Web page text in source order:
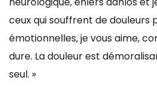
ceux qui souffrent de douleurs
émotionnelles, je vous aime,
dure. La douleur est
seul. »